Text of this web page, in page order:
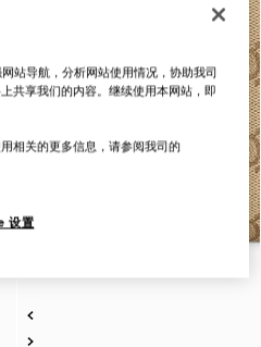
站导航，分析网站使用情况，协助我司
共享我们的内容。继续使用本网站，即
相关的更多信息，请参阅我司的
设置